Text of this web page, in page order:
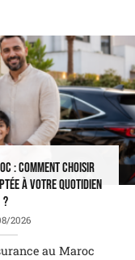
: comment choisir
à votre quotidien
?
2026
au Maroc